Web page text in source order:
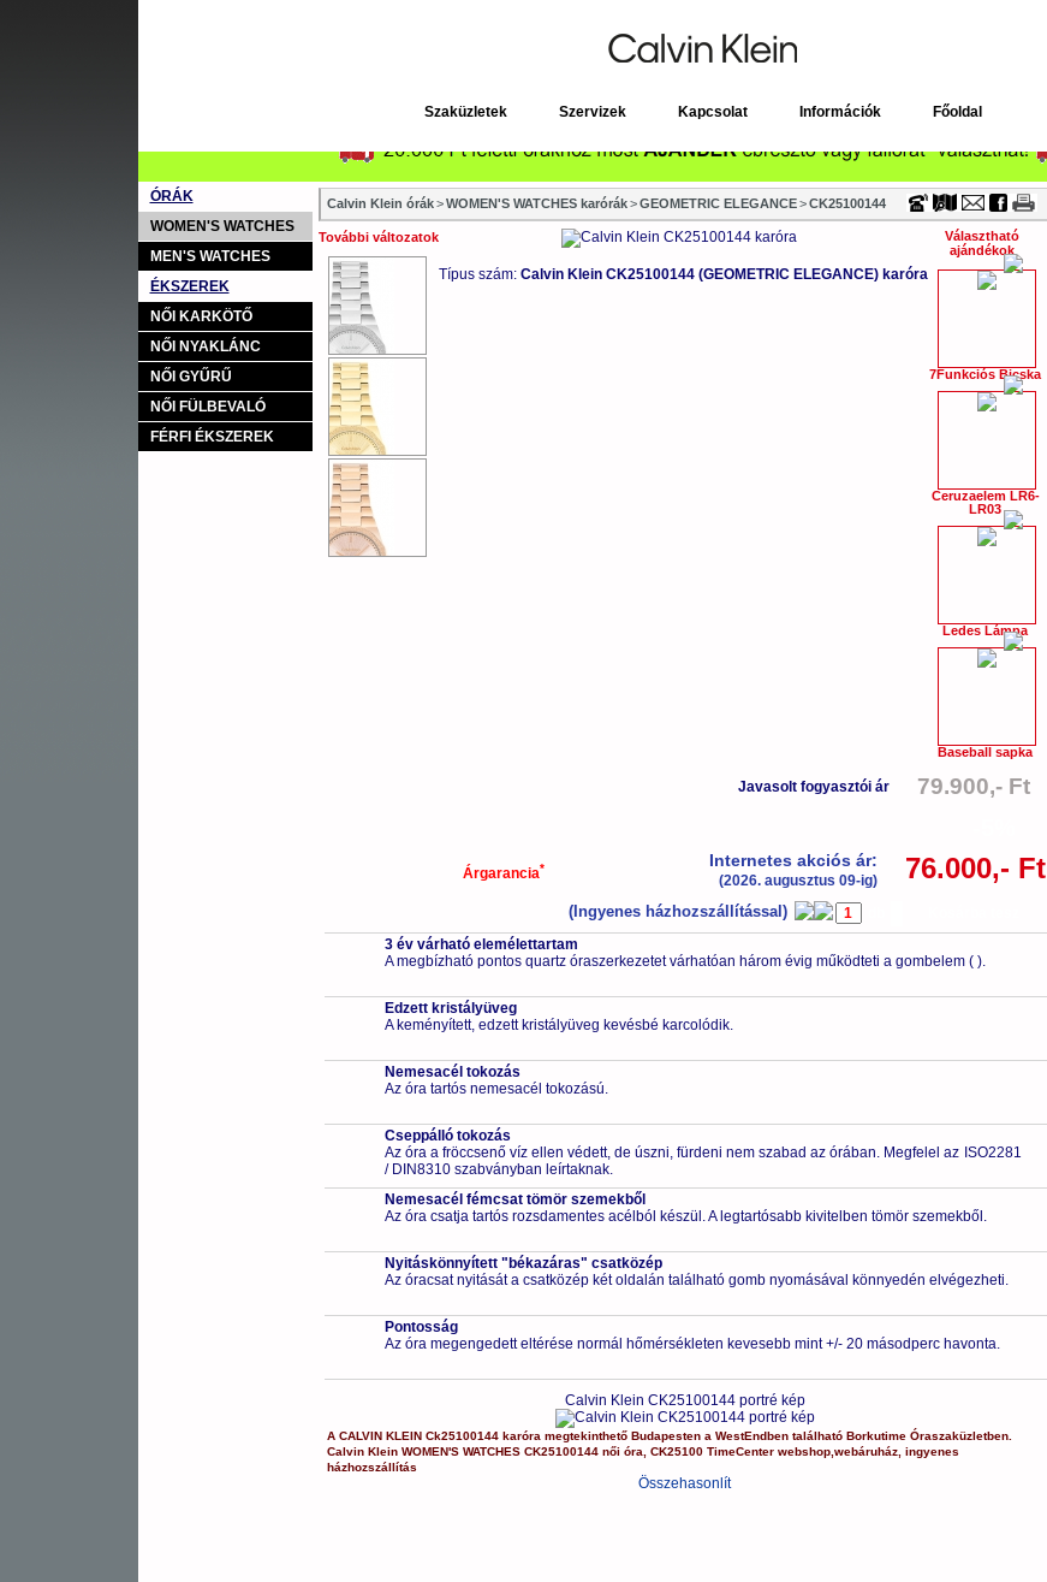
Szaküzletek Szervizek Kapcsolat Információk Főoldal
ÓRÁK
WOMEN'S WATCHES
MEN'S WATCHES
ÉKSZEREK
NŐI KARKÖTŐ
NŐI NYAKLÁNC
NŐI GYŰRŰ
NŐI FÜLBEVALÓ
FÉRFI ÉKSZEREK
Calvin Klein órák > WOMEN'S WATCHES karórák > GEOMETRIC ELEGANCE > CK25100144
További változatok
Típus szám: Calvin Klein CK25100144 (GEOMETRIC ELEGANCE) karóra
Választható
ajándékok
7Funkciós Bicska
Ceruzaelem LR6-
LR03
Ledes Lámpa
Baseball sapka
Javasolt fogyasztói ár 79.900,- Ft
Árgarancia* Internetes akciós ár:
(2026. augusztus 09-ig) 76.000,- Ft
(Ingyenes házhozszállítással)
3 év várható elemélettartam
A megbízható pontos quartz óraszerkezetet várhatóan három évig működteti a gombelem ( ).
Edzett kristályüveg
A keményített, edzett kristályüveg kevésbé karcolódik.
Nemesacél tokozás
Az óra tartós nemesacél tokozású.
Cseppálló tokozás
Az óra a fröccsenő víz ellen védett, de úszni, fürdeni nem szabad az órában. Megfelel az ISO2281
/ DIN8310 szabványban leírtaknak.
Nemesacél fémcsat tömör szemekből
Az óra csatja tartós rozsdamentes acélból készül. A legtartósabb kivitelben tömör szemekből.
Nyitáskönnyített "békazáras" csatközép
Az óracsat nyitását a csatközép két oldalán található gomb nyomásával könnyedén elvégezheti.
Pontosság
Az óra megengedett eltérése normál hőmérsékleten kevesebb mint +/- 20 másodperc havonta.
Calvin Klein CK25100144 portré kép
A CALVIN KLEIN Ck25100144 karóra megtekinthető Budapesten a WestEndbentalálható Borkutime Óraszaküzletben.
Calvin Klein WOMEN'S WATCHES CK25100144 női óra CK25100 TimeCenter webshop, webáruház, ingyenes
házhozszállítás
Összehasonlít